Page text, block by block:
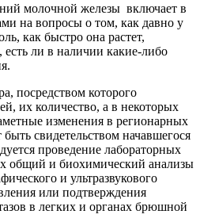
молочной железы включает в
на вопросы о том, как давно у
как быстро она растет,
ли в наличии какие-либо
посредством которого
их количество, а в некоторых
изменения в регионарных
свидетельством начавшегося
проведение лабораторных
общий и биохимический анализы
и ультразвукового
или подтверждения
в легких и органах брюшной